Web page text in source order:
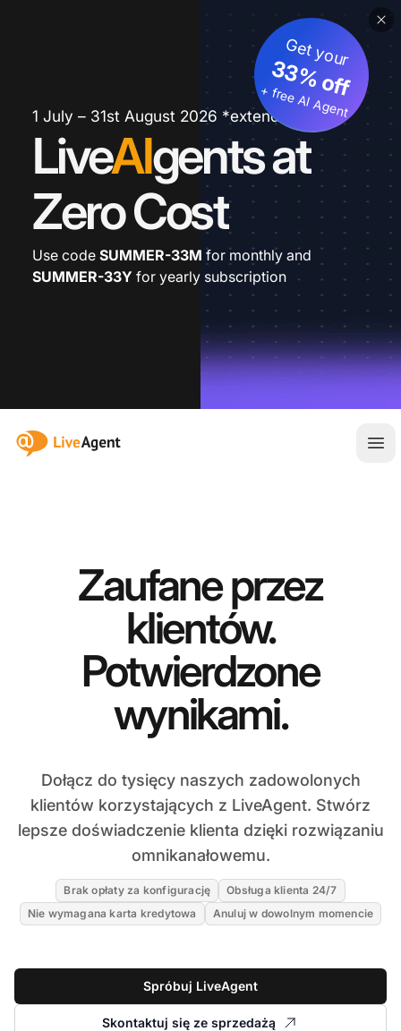
1 July – 31st August 2026 *extended
LiveAIgents at
Zero Cost
Get your
33% off
+ free AI Agent
Use code SUMMER-33M for monthly and
SUMMER-33Y for yearly subscription
:site.title
Zaufane przez
klientów.
Potwierdzone
wynikami.
Dołącz do tysięcy naszych zadowolonych
klientów korzystających z LiveAgent. Stwórz
lepsze doświadczenie klienta dzięki rozwiązaniu
omnikanałowemu.
Brak opłaty za konfigurację
Obsługa klienta 24/7
Nie wymagana karta kredytowa
Anuluj w dowolnym momencie
Spróbuj LiveAgent
Skontaktuj się ze sprzedażą